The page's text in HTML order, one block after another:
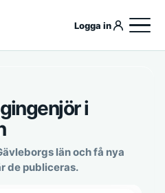
Logga in
i
län och få nya
de publiceras.